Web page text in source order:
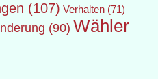
(107) Verhalten (71)
(90) Wähler